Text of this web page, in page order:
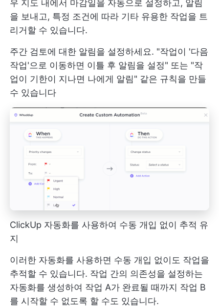
우 지도 내에서 마감일을 자동으로 설정하고, 알림
을 보내고, 특정 조건에 따라 기타 유용한 작업을 트
리거할 수 있습니다.
주간 검토에 대한 알림을 설정하세요. "작업이 '다음
작업'으로 이동하면 이틀 후 알림을 설정" 또는 "작
업이 기한이 지나면 나에게 알림" 같은 규칙을 만들
수 있습니다
ClickUp 자동화를 사용하여 수동 개입 없이 추적 유
지
이러한 자동화를 사용하면 수동 개입 없이도 작업을
추적할 수 있습니다. 작업 간의 의존성을 설정하는
자동화를 생성하여 작업 A가 완료될 때까지 작업 B
를 시작할 수 없도록 할 수도 있습니다.